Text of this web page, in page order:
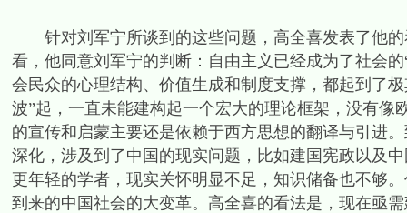
针对刘军宁所谈到的这些问题，高全喜发表了他的
看，他同意刘军宁的判断：自由主义已经成为了社会
会民众的心理结构、价值生成和制度支撑，都起到了
波”起，一直未能建构起一个宏大的理论框架，没有
的宣传和启蒙主要还是依赖于西方思想的翻译与引进
深化，涉及到了中国的现实问题，比如建国宪政以及
更年轻的学者，现实关怀明显不足，知识储备也不够
到来的中国社会的大变革。高全喜的看法是，现在亟